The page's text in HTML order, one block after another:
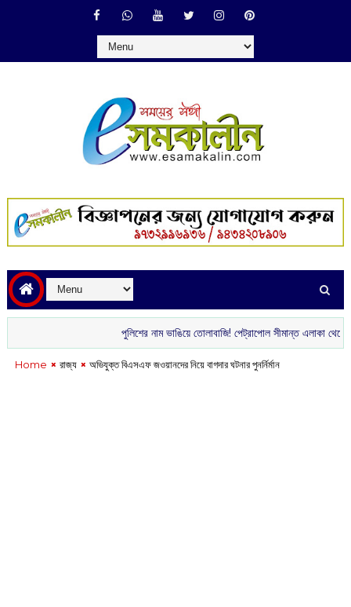
পুলিশের নাম ভাঙিয়ে তোলাবাজি! পেট্রাপোল সীমান্ত এলাকা থেকে
Home রাজ্য অভিযুক্ত বিএসএফ জওয়ানদের নিয়ে বাগদার ঘটনার পুনর্নির্মান